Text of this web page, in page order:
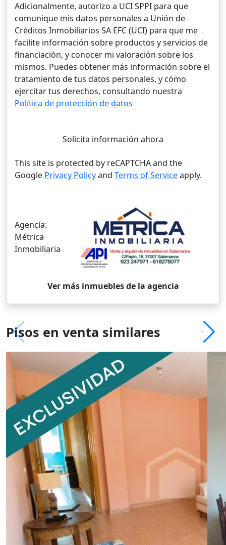
Adicionalmente, autorizo a UCI SPPI para que
comunique mis datos personales a Unión de
Créditos Inmobiliarios SA EFC (UCI) para que me
facilite información sobre productos y servicios de
financiación, y conocer mi valoración sobre los
mismos. Puedes obtener más información sobre el
tratamiento de tus datos personales, y cómo
ejercitar tus derechos, consultando nuestra
Política de protección de datos
Solicita información ahora
This site is protected by reCAPTCHA and the
Google Privacy Policyand Terms of Serviceapply.
Agencia:
Métrica
Inmobiliaria
Ver más inmuebles de la agencia
Pisos en venta similares